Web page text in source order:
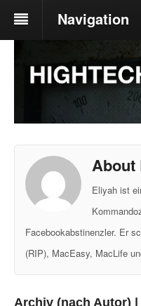
Navigation
About
Eliyah ist
Facebookabstinenzler. Er
(RIP), MacEasy, MacLife
Archiv (nach Autor) |